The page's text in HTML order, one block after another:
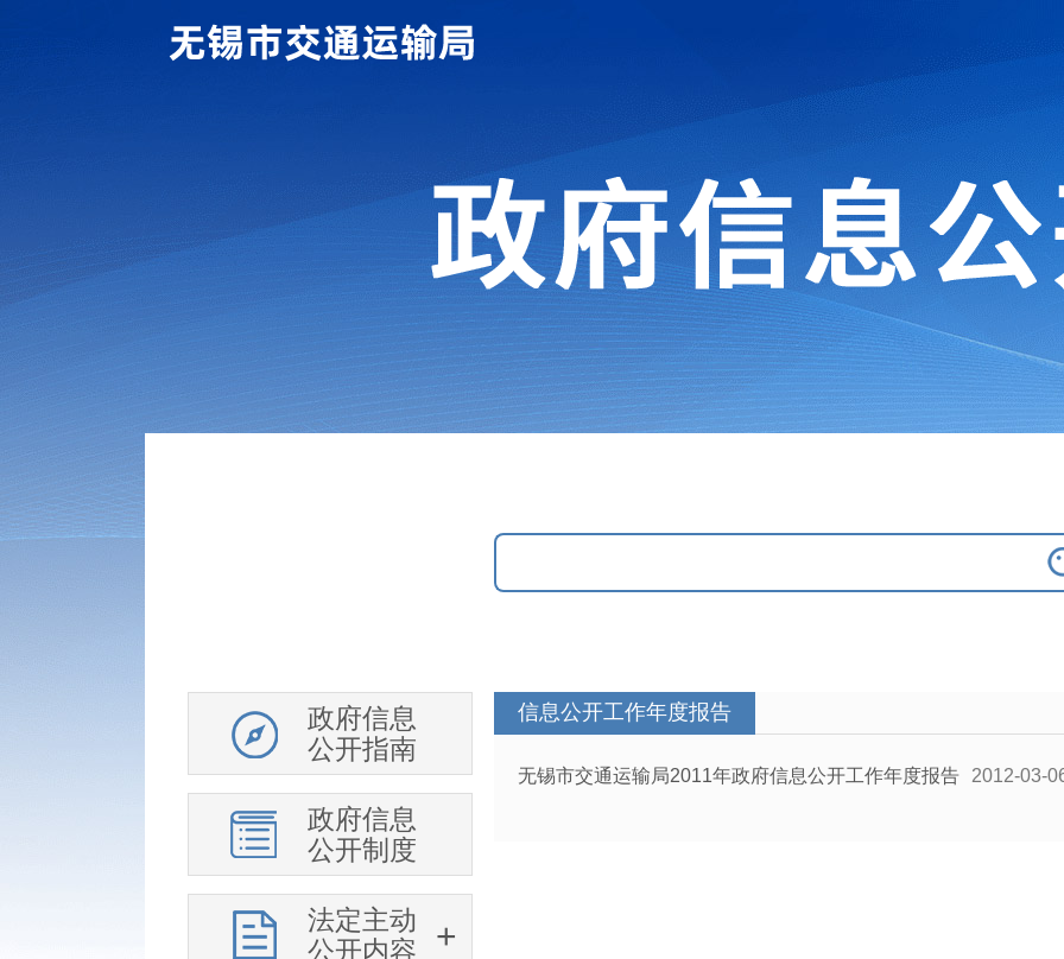
政府信息
公开指南
政府信息
公开制度
法定主动
公开内容
信息公开工作年度报告
无锡市交通运输局2011年政府信息公开工作年度报告 2012-03-